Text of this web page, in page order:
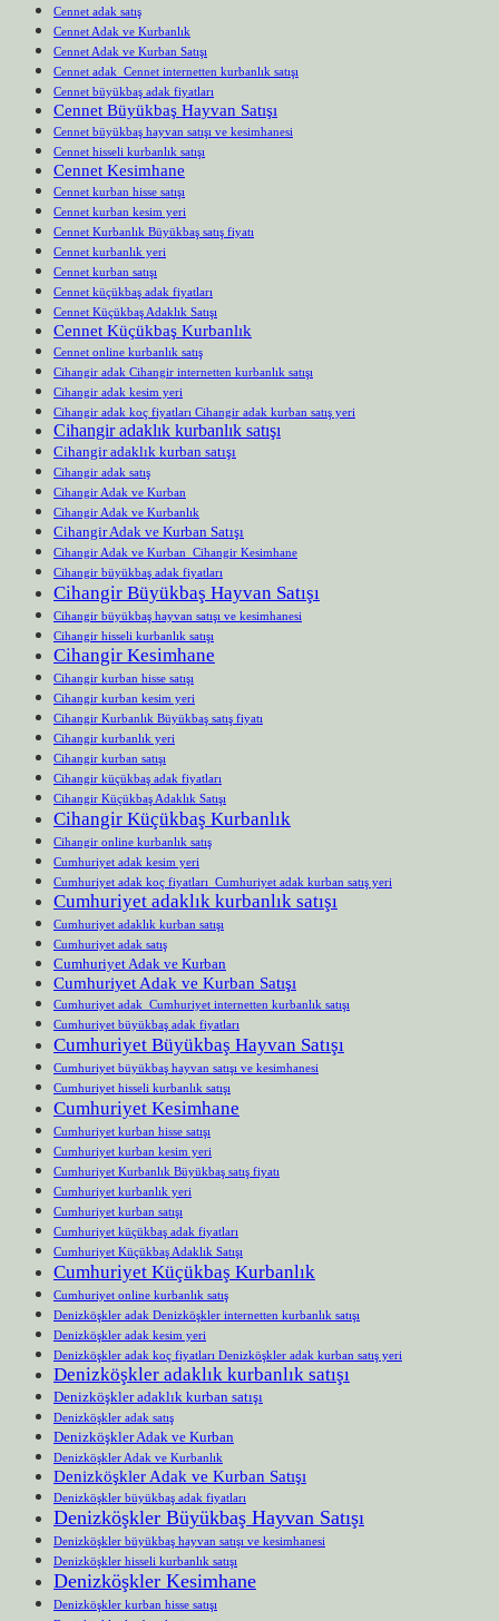
Cennet adak satış
Cennet Adak ve Kurbanlık
Cennet Adak ve Kurban Satışı
Cennet adak Cennet internetten kurbanlık satışı
Cennet büyükbaş adak fiyatları
Cennet Büyükbaş Hayvan Satışı
Cennet büyükbaş hayvan satışı ve kesimhanesi
Cennet hisseli kurbanlık satışı
Cennet Kesimhane
Cennet kurban hisse satışı
Cennet kurban kesim yeri
Cennet Kurbanlık Büyükbaş satış fiyatı
Cennet kurbanlık yeri
Cennet kurban satışı
Cennet küçükbaş adak fiyatları
Cennet Küçükbaş Adaklık Satışı
Cennet Küçükbaş Kurbanlık
Cennet online kurbanlık satış
Cihangir adak Cihangir internetten kurbanlık satışı
Cihangir adak kesim yeri
Cihangir adak koç fiyatları Cihangir adak kurban satış yeri
Cihangir adaklık kurbanlık satışı
Cihangir adaklık kurban satışı
Cihangir adak satış
Cihangir Adak ve Kurban
Cihangir Adak ve Kurbanlık
Cihangir Adak ve Kurban Satışı
Cihangir Adak ve Kurban Cihangir Kesimhane
Cihangir büyükbaş adak fiyatları
Cihangir Büyükbaş Hayvan Satışı
Cihangir büyükbaş hayvan satışı ve kesimhanesi
Cihangir hisseli kurbanlık satışı
Cihangir Kesimhane
Cihangir kurban hisse satışı
Cihangir kurban kesim yeri
Cihangir Kurbanlık Büyükbaş satış fiyatı
Cihangir kurbanlık yeri
Cihangir kurban satışı
Cihangir küçükbaş adak fiyatları
Cihangir Küçükbaş Adaklık Satışı
Cihangir Küçükbaş Kurbanlık
Cihangir online kurbanlık satış
Cumhuriyet adak kesim yeri
Cumhuriyet adak koç fiyatları Cumhuriyet adak kurban satış yeri
Cumhuriyet adaklık kurbanlık satışı
Cumhuriyet adaklık kurban satışı
Cumhuriyet adak satış
Cumhuriyet Adak ve Kurban
Cumhuriyet Adak ve Kurban Satışı
Cumhuriyet adak Cumhuriyet internetten kurbanlık satışı
Cumhuriyet büyükbaş adak fiyatları
Cumhuriyet Büyükbaş Hayvan Satışı
Cumhuriyet büyükbaş hayvan satışı ve kesimhanesi
Cumhuriyet hisseli kurbanlık satışı
Cumhuriyet Kesimhane
Cumhuriyet kurban hisse satışı
Cumhuriyet kurban kesim yeri
Cumhuriyet Kurbanlık Büyükbaş satış fiyatı
Cumhuriyet kurbanlık yeri
Cumhuriyet kurban satışı
Cumhuriyet küçükbaş adak fiyatları
Cumhuriyet Küçükbaş Adaklık Satışı
Cumhuriyet Küçükbaş Kurbanlık
Cumhuriyet online kurbanlık satış
Denizköşkler adak Denizköşkler internetten kurbanlık satışı
Denizköşkler adak kesim yeri
Denizköşkler adak koç fiyatları Denizköşkler adak kurban satış yeri
Denizköşkler adaklık kurbanlık satışı
Denizköşkler adaklık kurban satışı
Denizköşkler adak satış
Denizköşkler Adak ve Kurban
Denizköşkler Adak ve Kurbanlık
Denizköşkler Adak ve Kurban Satışı
Denizköşkler büyükbaş adak fiyatları
Denizköşkler Büyükbaş Hayvan Satışı
Denizköşkler büyükbaş hayvan satışı ve kesimhanesi
Denizköşkler hisseli kurbanlık satışı
Denizköşkler Kesimhane
Denizköşkler kurban hisse satışı